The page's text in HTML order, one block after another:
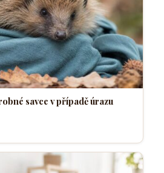
savce v případě úrazu